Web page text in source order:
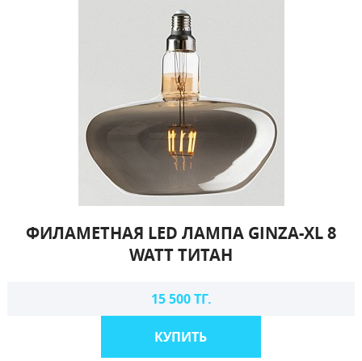
ФИЛАМЕТНАЯ LED ЛАМПА GINZA-XL 8
WATT ТИТАН
15 500 ТГ.
КУПИТЬ